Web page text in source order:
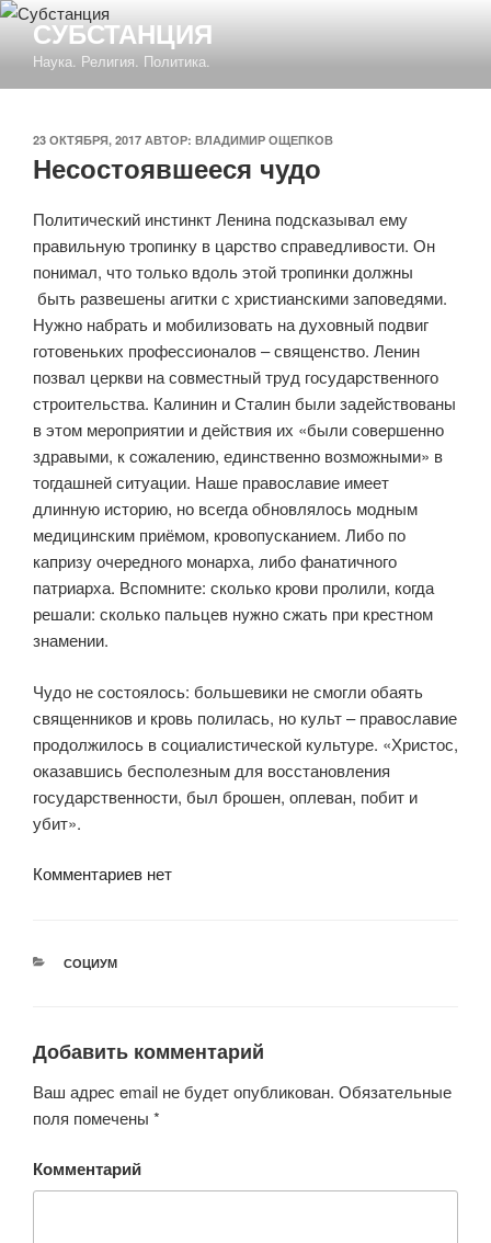
Перейти
содержимому
СУБСТАНЦИЯ
Наука. Религия. Политика.
ОПУБЛИКОВАНО
23 ОКТЯБРЯ, 2017 АВТОР: ВЛАДИМИР ОЩЕПКОВ
Несостоявшееся чудо
Политический инстинкт Ленина подсказывал ему
правильную тропинку в царство справедливости. Он
понимал, что только вдоль этой тропинки должны
быть развешены агитки с христианскими заповедями.
Нужно набрать и мобилизовать на духовный подвиг
готовеньких профессионалов – священство. Ленин
позвал церкви на совместный труд государственного
строительства. Калинин и Сталин были задействованы
в этом мероприятии и действия их «были совершенно
здравыми, к сожалению, единственно возможными» в
тогдашней ситуации. Наше православие имеет
длинную историю, но всегда обновлялось модным
медицинским приёмом, кровопусканием. Либо по
капризу очередного монарха, либо фанатичного
патриарха. Вспомните: сколько крови пролили, когда
решали: сколько пальцев нужно сжать при крестном
знамении.
Чудо не состоялось: большевики не смогли обаять
священников и кровь полилась, но культ – православие
продолжилось в социалистической культуре. «Христос,
оказавшись бесполезным для восстановления
государственности, был брошен, оплеван, побит и
убит».
Комментариев нет
РУБРИКИ
СОЦИУМ
Добавить комментарий
Ваш адрес email не будет опубликован. Обязательные
поля помечены *
Комментарий